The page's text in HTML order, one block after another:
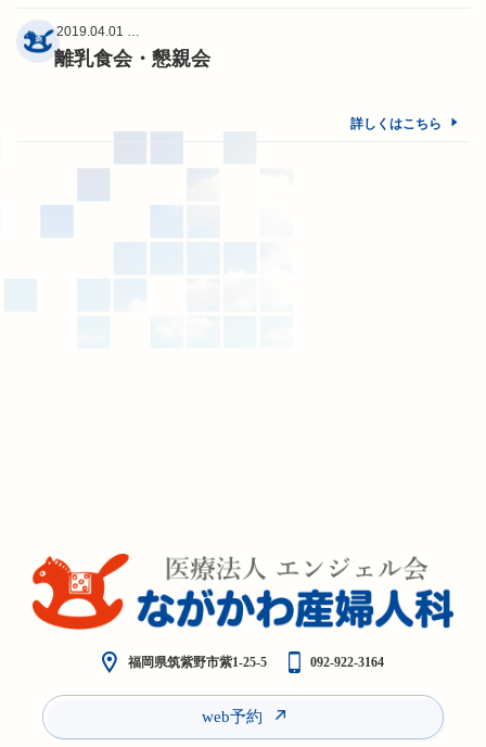
2019.04.01 …
離乳食会・懇親会
詳しくはこちら
福岡県筑紫野市紫1-25-5 092-922-3164
web予約